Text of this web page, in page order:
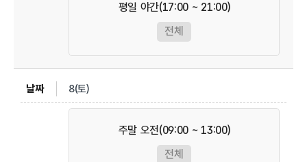
평일 야간(17:00 ~ 21:00)
전체
8(토)
주말 오전(09:00 ~ 13:00)
전체